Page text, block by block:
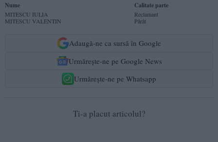
Nume Calitate parte
MITESCU IULIA
Reclamant
MITESCU VALENTIN
Pârât
Adaugă-ne ca sursă în Google
Urmărește-ne pe Google News
Urmărește-ne pe Whatsapp
Ti-a placut articolul?